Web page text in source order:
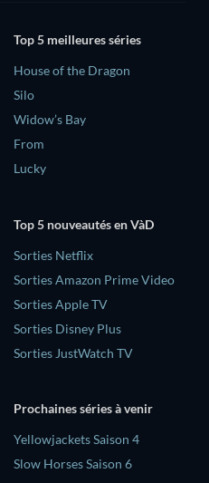
Top 5 meilleures séries
House of the Dragon
Silo
Widow’s Bay
From
Lucky
Top 5 nouveautés en VàD
Sorties Netflix
Sorties Amazon Prime Video
Sorties Apple TV
Sorties Disney Plus
Sorties JustWatch TV
Prochaines séries à venir
Yellowjackets Saison 4
Slow Horses Saison 6